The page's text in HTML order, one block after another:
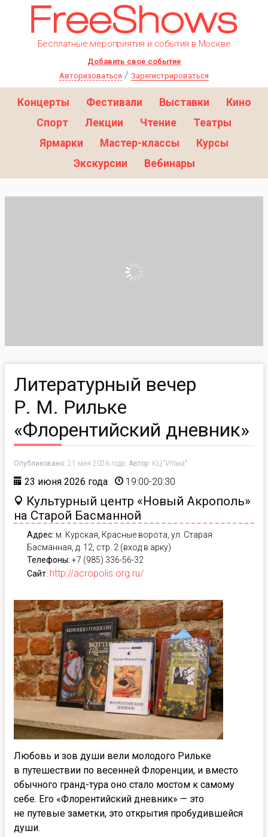
Бесплатные мероприятия и события в Москве
Добавить свое событие
Авторизоваться / Зарегистрироваться
Концерты Фестивали Выставки
Кино
Спорт
Лекции Чтение
Театры
Ярмарки
Мастер-классы
Курсы
Экскурсии
Вебинары
Литературный вечер
Р. М. Рильке
«Флорентийский дневник»
Опубликовано: 21 мая 2026 года; Автор: КЦ "Итака"
23 июня 2026 года 19:00-20:30
Культурный центр «Новый Акрополь»
на Старой Басманной
Адрес: м. Курская, Красные ворота, ул. Старая
Басманная, д. 12, стр. 2 (вход в арку)
Телефоны: +7 (985) 336-56-32
Сайт: http://acropolis.org.ru/
Любовь и зов души вели молодого Рильке
в путешествии по весенней Флоренции, и вместо
обычного гранд-тура оно стало мостом к самому
себе. Его «Флорентийский дневник» — это
не путевые заметки, это открытия пробудившейся
души.